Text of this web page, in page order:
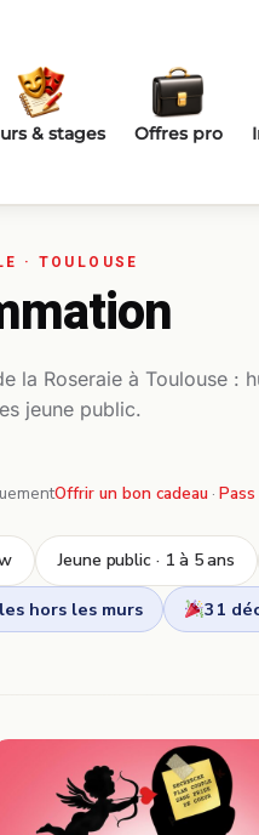
& stages Offres pro
la Roseraie à Toulouse :
jeune public.
Offrir un bon cadeau ·
Jeune public · 1 à 5 ans
hors les murs 31